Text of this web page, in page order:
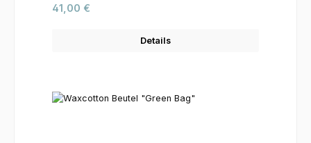
Regulärer Preis:
41,00 €
Details